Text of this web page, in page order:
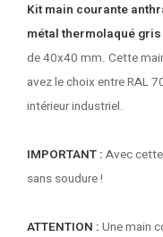
Kit main courante
métal thermolaqué
de 40x40 mm. Cette
avez le choix entre RAL
intérieur industriel.
IMPORTANT : Avec
sans soudure !
ATTENTION : Une main